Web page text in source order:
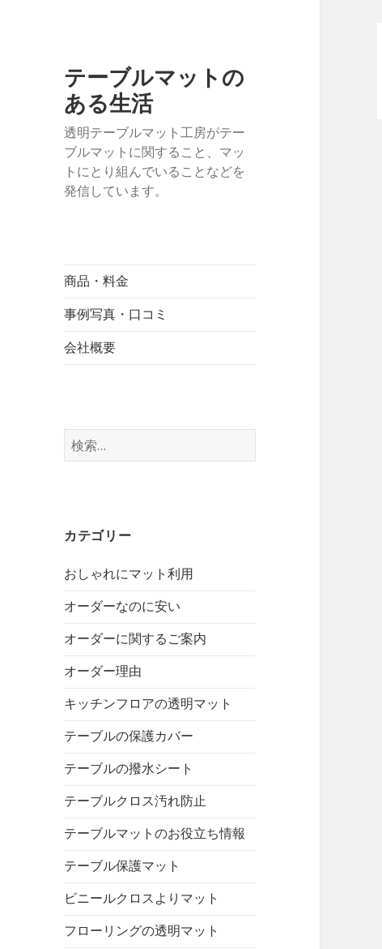
テーブルマットの
ある生活
透明テーブルマット工房がテー
ブルマットに関すること、マッ
トにとり組んでいることなどを
発信しています。
商品・料金
事例写真・口コミ
会社概要
検
カテゴリー
おしゃれにマット利用
オーダーなのに安い
オーダーに関するご案内
オーダー理由
キッチンフロアの透明マット
テーブルの保護カバー
テーブルの撥水シート
テーブルクロス汚れ防止
テーブルマットのお役立ち情報
テーブル保護マット
ビニールクロスよりマット
フローリングの透明マット